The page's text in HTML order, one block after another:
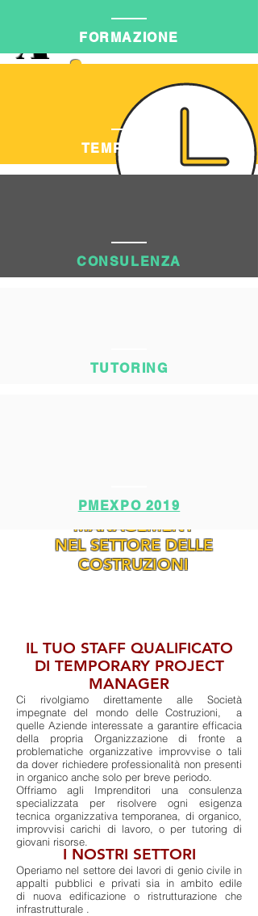
A
i
IL TEMPORARY
MANAGEMENT
NEL SETTORE DELLE
COSTRUZIONI
FORMAZIONE
TEMPORARY
CONSULENZA
TUTORING
PMEXPO 2019
IL TUO STAFF QUALIFICATO
DI TEMPORARY PROJECT
MANAGER
Ci rivolgiamo direttamente alle Società
impegnate del mondo delle Costruzioni, a
quelle Aziende interessate a garantire efficacia
della propria Organizzazione di fronte a
problematiche organizzative improvvise o tali
da dover richiedere professionalità non presenti
in organico anche solo per breve periodo.
Offriamo agli Imprenditori una consulenza
specializzata per risolvere ogni esigenza
tecnica organizzativa temporanea, di organico,
improvvisi carichi di lavoro, o per tutoring di
giovani risorse.
I NOSTRI SETTORI
Operiamo nel settore dei lavori di genio civile in
appalti pubblici e privati sia in ambito edile
di nuova edificazione o ristrutturazione che
infrastrutturale .